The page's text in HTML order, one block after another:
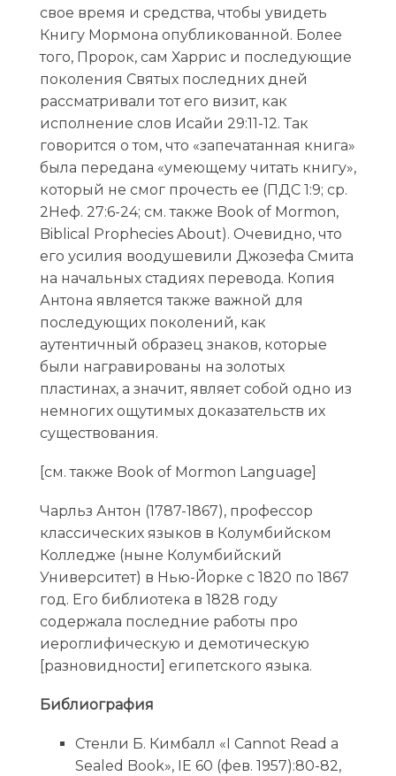
свое время и средства, чтобы увидеть
Книгу Мормона опубликованной. Более
того, Пророк, сам Харрис и последующие
поколения Святых последних дней
рассматривали тот его визит, как
исполнение слов Исайи 29:11-12. Так
говорится о том, что «запечатанная книга»
была передана «умеющему читать книгу»,
который не смог прочесть ее (ПДС 1:9; ср.
2Неф. 27:6-24; см. также Book of Mormon,
Biblical Prophecies About). Очевидно, что
его усилия воодушевили Джозефа Смита
на начальных стадиях перевода. Копия
Антона является также важной для
последующих поколений, как
аутентичный образец знаков, которые
были награвированы на золотых
пластинах, а значит, являет собой одно из
немногих ощутимых доказательств их
существования.
[см. также Book of Mormon Language]
Чарльз Антон (1787-1867), профессор
классических языков в Колумбийском
Колледже (ныне Колумбийский
Университет) в Нью-Йорке с 1820 по 1867
год. Его библиотека в 1828 году
содержала последние работы про
иероглифическую и демотическую
[разновидности] египетского языка.
Библиография
Стенли Б. Кимбалл «I Cannot Read a
Sealed Book», IE 60 (фев. 1957):80-82,